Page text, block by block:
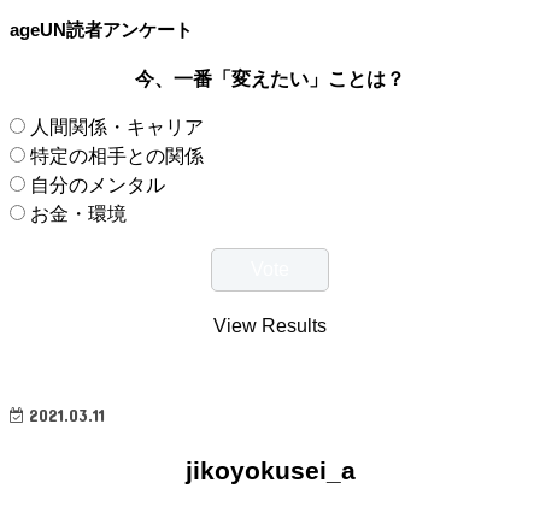
ageUN読者アンケート
今、一番「変えたい」ことは？
人間関係・キャリア
特定の相手との関係
自分のメンタル
お金・環境
View Results
2021.03.11
jikoyokusei_a